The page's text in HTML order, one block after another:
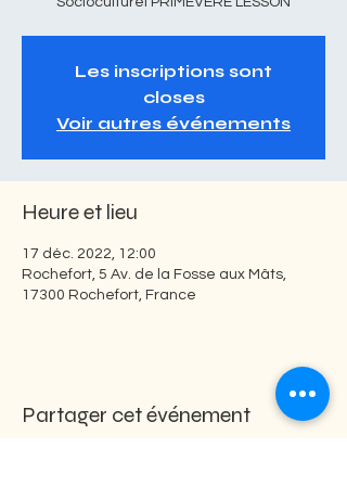
Les inscriptions sont
closes
Voir autres événements
Heure et lieu
17 déc. 2022, 12:00
Rochefort, 5 Av. de la Fosse aux Mâts,
17300 Rochefort, France
Partager cet événement